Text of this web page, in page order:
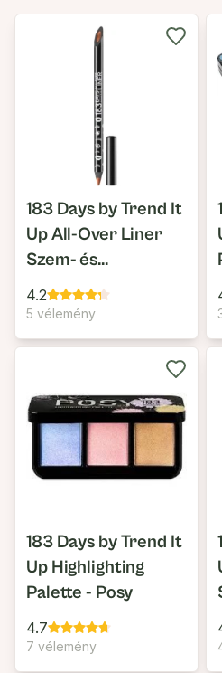
183 Days by Trend It
Up All-Over Liner
Szem- és
Ajakkontúr Ceruza
4.2
5 vélemény
183 Days by Trend It
Up Highlighting
Palette - Posy
4.7
7 vélemény